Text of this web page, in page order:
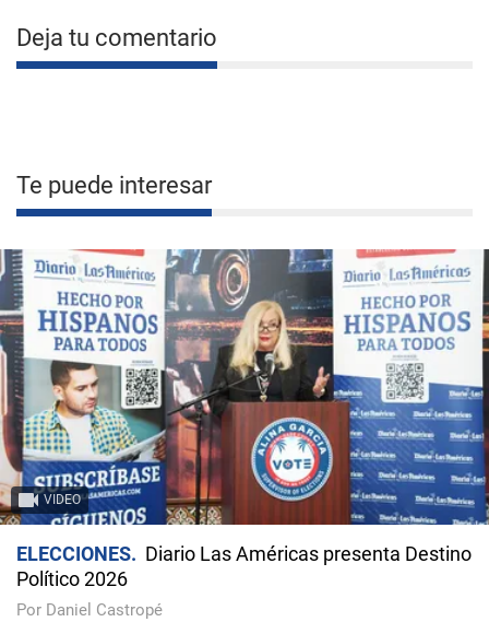
Deja tu comentario
Te puede interesar
VIDEO
ELECCIONES
Diario Las Américas presenta Destino
Político 2026
Por Daniel Castropé